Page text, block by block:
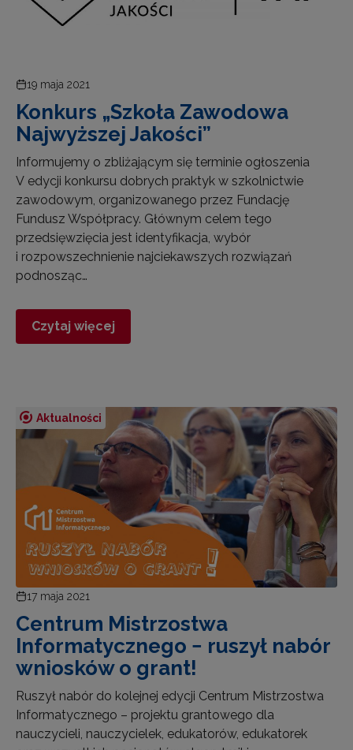
19 maja 2021
Konkurs „Szkoła Zawodowa
Najwyższej Jakości”
Informujemy o zbliżającym się terminie ogłoszenia
V edycji konkursu dobrych praktyk w szkolnictwie
zawodowym, organizowanego przez Fundację
Fundusz Współpracy. Głównym celem tego
przedsięwzięcia jest identyfikacja, wybór
i rozpowszechnienie najciekawszych rozwiązań
podnosząc…
Czytaj więcej
Aktualności
17 maja 2021
Centrum Mistrzostwa
Informatycznego − ruszył nabór
wniosków o grant!
Ruszył nabór do kolejnej edycji Centrum Mistrzostwa
Informatycznego – projektu grantowego dla
nauczycieli, nauczycielek, edukatorów, edukatorek